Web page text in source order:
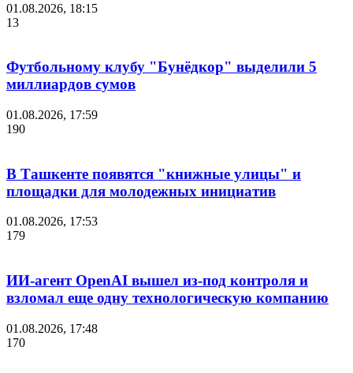
01.08.2026, 18:15
13
Футбольному клубу "Бунёдкор" выделили 5
миллиардов сумов
01.08.2026, 17:59
190
В Ташкенте появятся "книжные улицы" и
площадки для молодежных инициатив
01.08.2026, 17:53
179
ИИ-агент OpenAI вышел из-под контроля и
взломал еще одну технологическую компанию
01.08.2026, 17:48
170